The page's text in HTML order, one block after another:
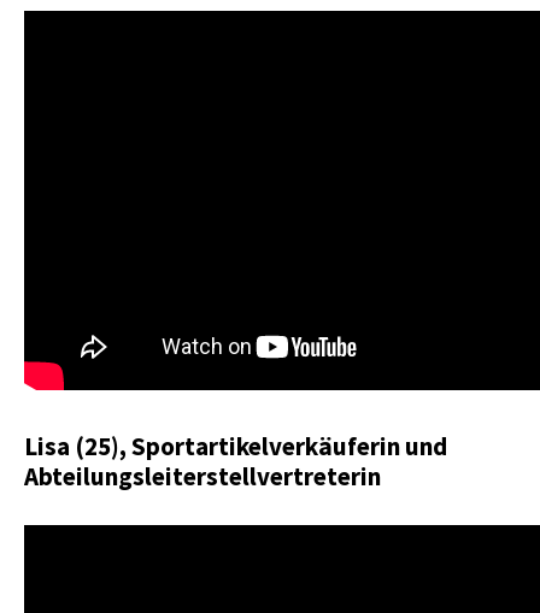
Lisa (25), Sportartikelverkäuferin und
Abteilungsleiterstellvertreterin